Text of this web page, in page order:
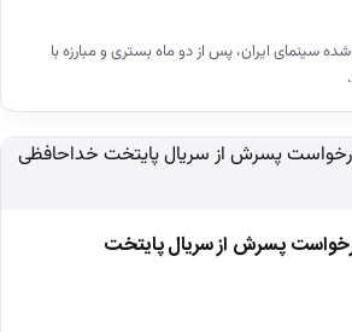
سینمای ایران، پس از دو ماه بستری و مبارزه با
پسرش از سریال پایتخت